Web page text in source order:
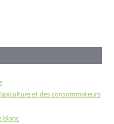
et des consommateurs
blanc